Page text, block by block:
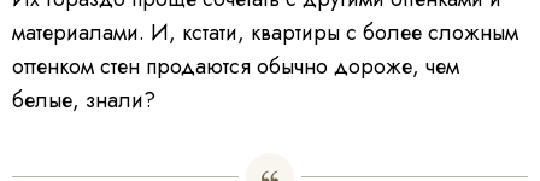
материалами. И, кстати, квартиры с более сложным
оттенком стен продаются обычно дороже, чем
белые, знали?